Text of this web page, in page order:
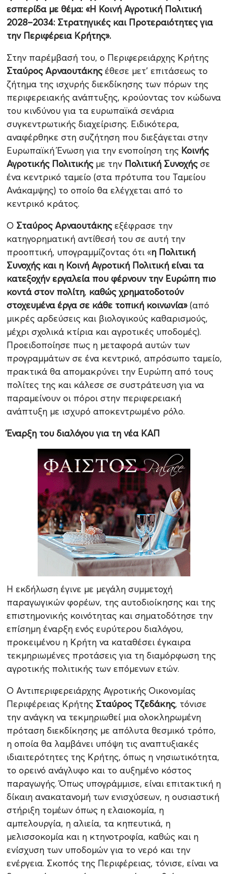
εσπερίδα με θέμα: «Η Κοινή Αγροτική Πολιτική
2028–2034: Στρατηγικές και Προτεραιότητες για
την Περιφέρεια Κρήτης».
Στην παρέμβασή του, ο Περιφερειάρχης Κρήτης
Σταύρος Αρναουτάκηςέθεσε μετ' επιτάσεως το
ζήτημα της ισχυρής διεκδίκησης των πόρων της
περιφερειακής ανάπτυξης, κρούοντας τον κώδωνα
του κινδύνου για τα ευρωπαϊκά σενάρια
συγκεντρωτικής διαχείρισης. Ειδικότερα,
αναφέρθηκε στη συζήτηση που διεξάγεται στην
Ευρωπαϊκή Ένωση για την ενοποίηση της Κοινής
Αγροτικής Πολιτικήςμε την Πολιτική Συνοχήςσε
ένα κεντρικό ταμείο (στα πρότυπα του Ταμείου
Ανάκαμψης) το οποίο θα ελέγχεται από το
κεντρικό κράτος.
Ο Σταύρος Αρναουτάκηςεξέφρασε την
κατηγορηματική αντίθεσή του σε αυτή την
προοπτική, υπογραμμίζοντας ότι «η Πολιτική
Συνοχής και η Κοινή Αγροτική Πολιτική είναι τα
κατεξοχήν εργαλεία που φέρνουν την Ευρώπη πιο
κοντά στον πολίτη, καθώς χρηματοδοτούν
στοχευμένα έργα σε κάθε τοπική κοινωνία»(από
μικρές αρδεύσεις και βιολογικούς καθαρισμούς,
μέχρι σχολικά κτίρια και αγροτικές υποδομές).
Προειδοποίησε πως η μεταφορά αυτών των
προγραμμάτων σε ένα κεντρικό, απρόσωπο ταμείο,
πρακτικά θα απομακρύνει την Ευρώπη από τους
πολίτες της και κάλεσε σε συστράτευση για να
παραμείνουν οι πόροι στην περιφερειακή
ανάπτυξη με ισχυρό αποκεντρωμένο ρόλο.
Έναρξη του διαλόγου για τη νέα ΚΑΠ
Η εκδήλωση έγινε με μεγάλη συμμετοχή
παραγωγικών φορέων, της αυτοδιοίκησης και της
επιστημονικής κοινότητας και σηματοδότησε την
επίσημη έναρξη ενός ευρύτερου διαλόγου,
προκειμένου η Κρήτη να καταθέσει έγκαιρα
τεκμηριωμένες προτάσεις για τη διαμόρφωση της
αγροτικής πολιτικής των επόμενων ετών.
Ο Αντιπεριφερειάρχης Αγροτικής Οικονομίας
Περιφέρειας Κρήτης Σταύρος Τζεδάκης, τόνισε
την ανάγκη να τεκμηριωθεί μια ολοκληρωμένη
πρόταση διεκδίκησης με απόλυτα θεσμικό τρόπο,
η οποία θα λαμβάνει υπόψη τις αναπτυξιακές
ιδιαιτερότητες της Κρήτης, όπως η νησιωτικότητα,
το ορεινό ανάγλυφο και το αυξημένο κόστος
παραγωγής. Όπως υπογράμμισε, είναι επιτακτική η
δίκαιη ανακατανομή των ενισχύσεων, η ουσιαστική
στήριξη τομέων όπως η ελαιοκομία, η
αμπελουργία, η αλιεία, τα κηπευτικά, η
μελισσοκομία και η κτηνοτροφία, καθώς και η
ενίσχυση των υποδομών για το νερό και την
ενέργεια. Σκοπός της Περιφέρειας, τόνισε, είναι να